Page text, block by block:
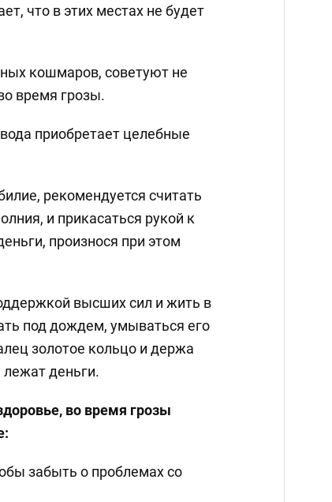
что в этих местах не будет
кошмаров, советуют не
время грозы.
приобретает целебные
рекомендуется считать
и прикасаться рукой к
произнося при этом
высших сил и жить в
под дождем, умываться его
золотое кольцо и держа
лежат деньги.
во время грозы
забыть о проблемах со